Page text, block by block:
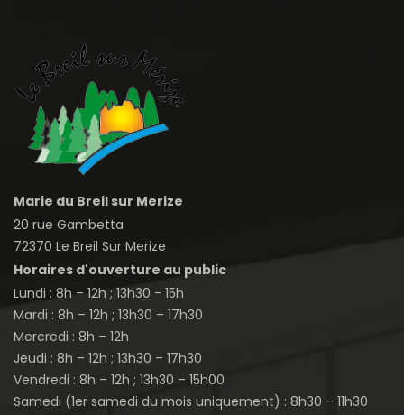
Marie du Breil sur Merize
20 rue Gambetta
72370 Le Breil Sur Merize
Horaires d'ouverture au public
Lundi : 8h – 12h ; 13h30 - 15h
Mardi : 8h – 12h ; 13h30 – 17h30
Mercredi : 8h – 12h
Jeudi : 8h – 12h ; 13h30 – 17h30
Vendredi : 8h – 12h ; 13h30 – 15h00
Samedi (1er samedi du mois uniquement) : 8h30 – 11h30